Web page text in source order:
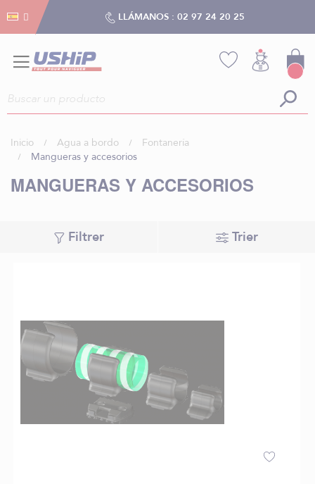
LLÁMANOS : 02 97 24 20 25
Inicio Agua a bordo
Fontanería
Mangueras y accesorios
MANGUERAS Y ACCESORIOS
Filtrer Trier
Gestión de cookies
Gestión de cookies